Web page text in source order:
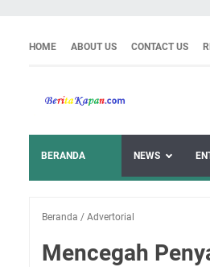
HOME ABOUT US CONTACT US
BERANDA NEWS
Beranda / Advertorial
Mencegah